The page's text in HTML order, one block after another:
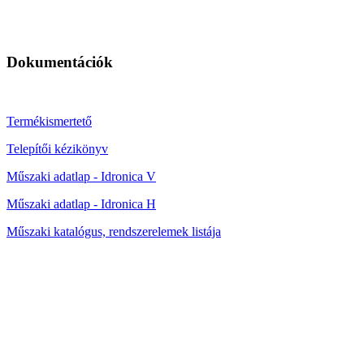
Dokumentációk
Termékismertető
Telepítői kézikönyv
Műszaki adatlap - Idronica V
Műszaki adatlap - Idronica H
Műszaki katalógus, rendszerelemek listája